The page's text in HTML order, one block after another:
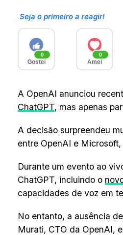
Seja o primeiro a reagir!
0
Gostei
0
Amei
A OpenAI anunciou
ChatGPT, mas apenas
A decisão surpreendeu
entre OpenAI e
Durante um evento ao
ChatGPT, incluindo o
capacidades de voz em
No entanto, a ausência
Murati, CTO da OpenAI,